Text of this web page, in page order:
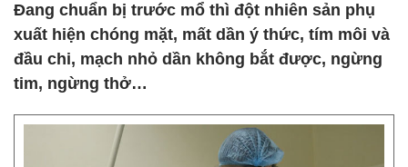
Đang chuẩn bị trước mổ thì đột nhiên sản phụ
xuất hiện chóng mặt, mất dần ý thức, tím môi và
đầu chi, mạch nhỏ dần không bắt được, ngừng
tim, ngừng thở…